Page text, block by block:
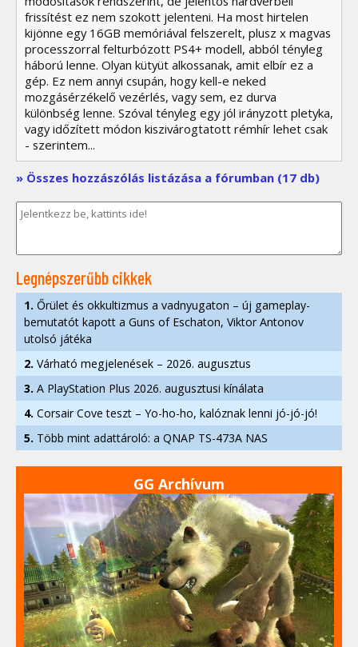
frissítést ez nem szokott jelenteni. Ha most hirtelen
kijönne egy 16GB memóriával felszerelt, plusz x magvas
processzorral felturbózott PS4+ modell, abból tényleg
háború lenne. Olyan kütyüt alkossanak, amit elbír ez a
gép. Ez nem annyi csupán, hogy kell-e neked
mozgásérzékelő vezérlés, vagy sem, ez durva
különbség lenne. Szóval tényleg egy jól irányzott pletyka,
vagy időzített módon kiszivárogtatott rémhír lehet csak
- szerintem...
» Összes hozzászólás listázása a fórumban (17 db)
Legnépszerűbb cikkek
1. Őrület és okkultizmus a vadnyugaton – új gameplay-
bemutatót kapott a Guns of Eschaton, Viktor Antonov
utolsó játéka
2. Várható megjelenések – 2026. augusztus
3. A PlayStation Plus 2026. augusztusi kínálata
4. Corsair Cove teszt – Yo-ho-ho, kalóznak lenni jó-jó-jó!
5. Több mint adattároló: a QNAP TS-473A NAS
GG Archívum